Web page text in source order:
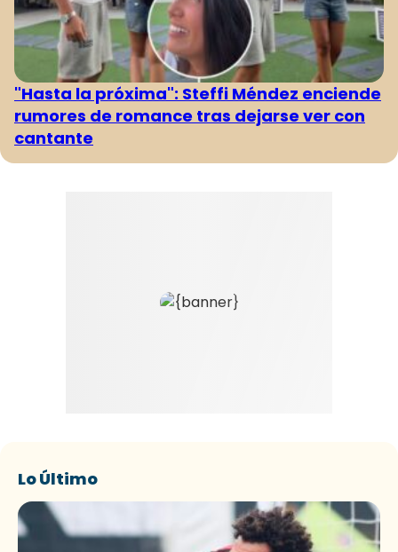
"Hasta la próxima": Steffi Méndez enciende
rumores de romance tras dejarse ver con
cantante
Lo Último